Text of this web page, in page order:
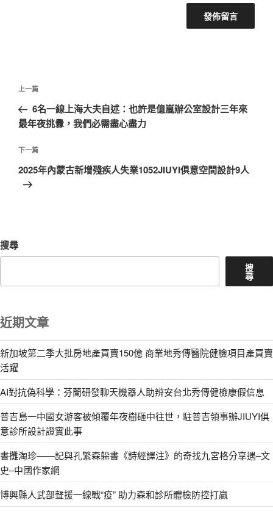
文
導
覽
上
一
篇
章
上一篇
6名一線上海大夫自述：也許是億嵐辦公室設計三年來
最年夜挑釁，我們必需盡心盡力
下
一
篇
下一篇
2025年內蒙古新增殘疾人失業1052JIUYI俱意空間設計9人
搜尋
搜
尋
近期文章
新加坡第二季大批房地產買賣150億 商業地秀傳醫院健檢項目產買賣
活躍
AI對抗偽科學：芬蘭研發聊天機器人助辨安台北秀傳健檢康假信息
普吉島一中國女游客被傾覆年夜樹砸中往世，駐普吉領事辦JIUYI俱
意診所設計證實此事
書攤淘珍——記與孔繁森躲書《詩經譯注》的奇找九宮格分享遇–文
史–中國作家網
博興縣人武部聲援一線戰“疫” 助力森和診所體檢防控打贏